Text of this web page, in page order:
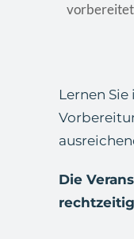
Lernen
Die